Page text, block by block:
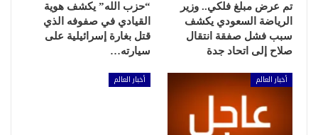
تم عرض مبلغ فلكي.. وزير
الرياضة السعودي يكشف
سبب فشل صفقة انتقال
صلاح إلى اتحاد جدة
“حزب الله” يكشف هوية
القيادي في صفوفه الذي
قتل بغارة إسرائيلية على
سيارته…
أخبار العالم أخبار العالم